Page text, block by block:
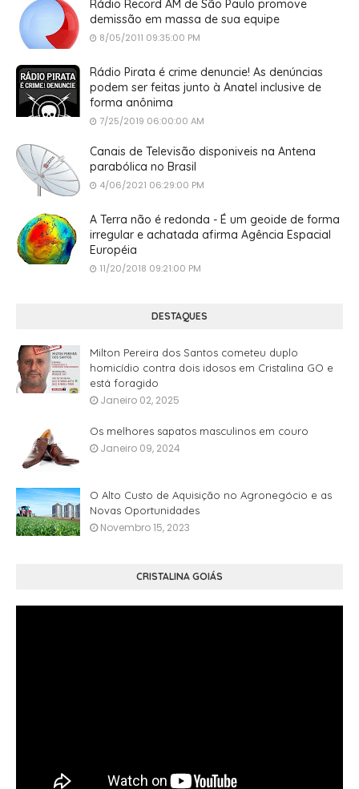
Rádio Record AM de São Paulo promove
demissão em massa de sua equipe
8/05/2011 09:35:00 PM
Rádio Pirata é crime denuncie! As denúncias
podem ser feitas junto à Anatel inclusive de
forma anônima
7/25/2019 06:00:00 AM
Canais de Televisão disponiveis na Antena
parabólica no Brasil
4/06/2021 06:29:00 PM
A Terra não é redonda - É um geoide de forma
irregular e achatada afirma Agência Espacial
Européia
11/20/2018 09:21:00 PM
DESTAQUES
Milton Pereira dos Santos cometeu duplo
homicídio contra dois idosos em Cristalina GO e
está foragido
Janeiro 02, 2025
Os melhores sapatos masculinos em couro
Janeiro 09, 2024
O Alto Custo de Aquisição no Agronegócio e as
Novas Oportunidades
Novembro 15, 2023
CRISTALINA GOIÁS